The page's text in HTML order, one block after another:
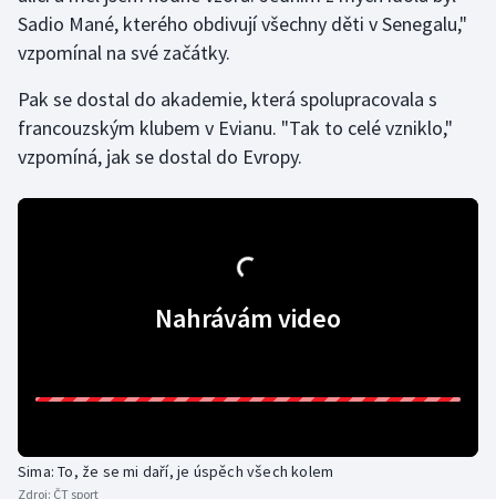
Judo
Krasobruslení
Lezení
Plavání
Sadio Mané, kterého obdivují všechny děti v Senegalu,"
vzpomínal na své začátky.
Pak se dostal do akademie, která spolupracovala s
francouzským klubem v Evianu. "Tak to celé vzniklo,"
vzpomíná, jak se dostal do Evropy.
Nahrávám video
Sima: To, že se mi daří, je úspěch všech kolem
Zdroj: ČT sport